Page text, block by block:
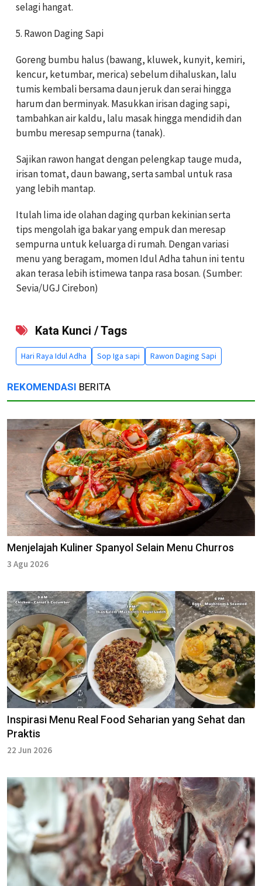
selagi hangat.
5. Rawon Daging Sapi
Goreng bumbu halus (bawang, kluwek, kunyit, kemiri,
kencur, ketumbar, merica) sebelum dihaluskan, lalu
tumis kembali bersama daun jeruk dan serai hingga
harum dan berminyak. Masukkan irisan daging sapi,
tambahkan air kaldu, lalu masak hingga mendidih dan
bumbu meresap sempurna (tanak).
Sajikan rawon hangat dengan pelengkap tauge muda,
irisan tomat, daun bawang, serta sambal untuk rasa
yang lebih mantap.
Itulah lima ide olahan daging qurban kekinian serta
tips mengolah iga bakar yang empuk dan meresap
sempurna untuk keluarga di rumah. Dengan variasi
menu yang beragam, momen Idul Adha tahun ini tentu
akan terasa lebih istimewa tanpa rasa bosan. (Sumber:
Sevia/UGJ Cirebon)
Kata Kunci / Tags
Hari Raya Idul Adha Sop Iga sapi Rawon Daging Sapi
REKOMENDASI BERITA
Menjelajah Kuliner Spanyol Selain Menu Churros
3 Agu 2026
Inspirasi Menu Real Food Seharian yang Sehat dan
Praktis
22 Jun 2026